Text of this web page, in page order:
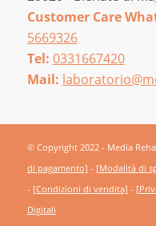
Customer Care
5669326
Tel: 0331667420
Mail:
© Copyright 2022 - Media
di pagamento] - [Modalità di
- [Condizioni di vendita] -
Digitali